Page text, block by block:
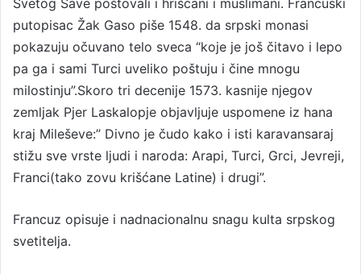
Svetog Save poštovali i hrišćani i muslimani. Francuski
putopisac Žak Gaso piše 1548. da srpski monasi
pokazuju očuvano telo sveca “koje je još čitavo i lepo
pa ga i sami Turci uveliko poštuju i čine mnogu
milostinju”.Skoro tri decenije 1573. kasnije njegov
zemljak Pjer Laskalopje objavljuje uspomene iz hana
kraj Mileševe:” Divno je čudo kako i isti karavansaraj
stižu sve vrste ljudi i naroda: Arapi, Turci, Grci, Jevreji,
Franci(tako zovu krišćane Latine) i drugi”.
Francuz opisuje i nadnacionalnu snagu kulta srpskog
svetitelja.